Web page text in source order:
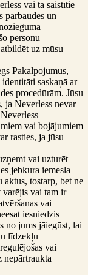
vai tā saistītie
pārbaudes un
personu
uz mūsu
Pakalpojumus,
saskaņā ar
procedūrām. Jūsu
ja Neverless nevar
vai bojājumiem
rasties, ja jūsu
vai uzturēt
jebkura iemesla
tostarp, bet ne
varējis vai tam ir
vai
iesniedzis
no jums jāiegūst, lai
līdzekļu
vai
nepārtraukta